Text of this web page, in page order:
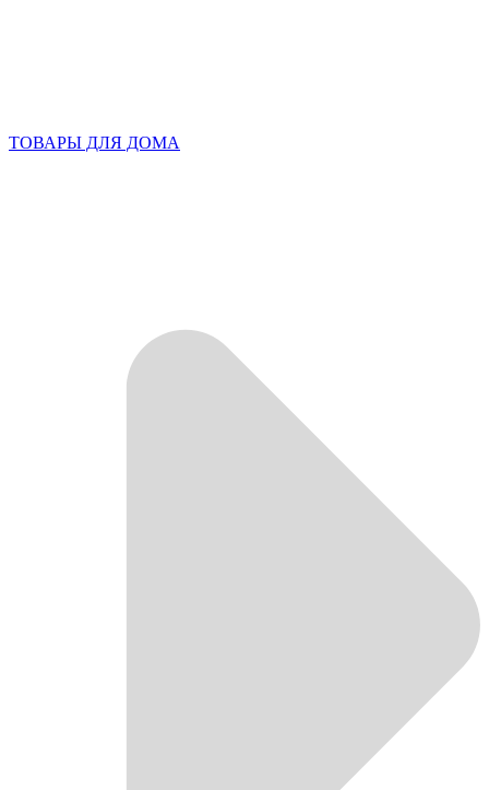
ТОВАРЫ ДЛЯ ДОМА